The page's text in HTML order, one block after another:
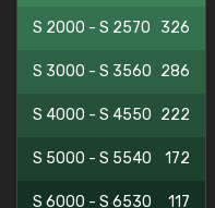
S 2000 - S 2570 326
S 3000 - S 3560 286
S 4000 - S 4550 222
S 5000 - S 5540 172
S 6000 - S 6530 117